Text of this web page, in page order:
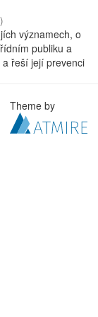
)
významech, o
publiku a
řeší její prevenci
Theme by